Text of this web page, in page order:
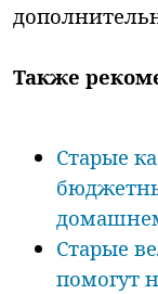
Также
Старые
Старые
помогут